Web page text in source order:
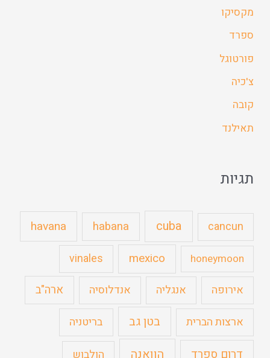
מקסיקו
ספרד
פורטוגל
צ'כיה
קובה
תאילנד
תגיות
cancun
cuba
habana
havana
honeymoon
mexico
vinales
אירופה
אנגליה אנדלוסיה ארה"ב
ארצות הברית בטן גב בריטניה
דרום ספרד הוואנה